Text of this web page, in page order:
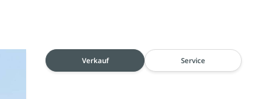
Verkauf Service